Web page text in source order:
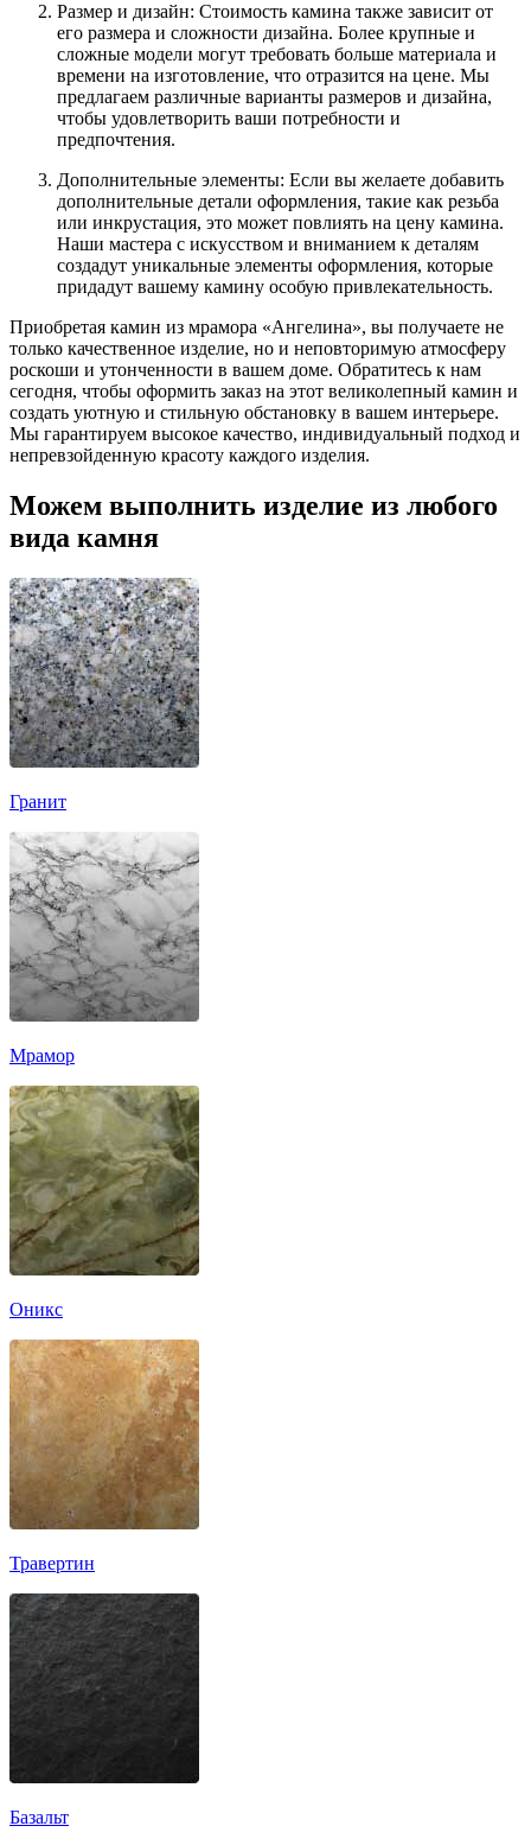
Размер и дизайн: Стоимость камина также зависит от
его размера и сложности дизайна. Более крупные и
сложные модели могут требовать больше материала и
времени на изготовление, что отразится на цене. Мы
предлагаем различные варианты размеров и дизайна,
чтобы удовлетворить ваши потребности и
предпочтения.
Дополнительные элементы: Если вы желаете добавить
дополнительные детали оформления, такие как резьба
или инкрустация, это может повлиять на цену камина.
Наши мастера с искусством и вниманием к деталям
создадут уникальные элементы оформления, которые
придадут вашему камину особую привлекательность.
Приобретая камин из мрамора «Ангелина», вы получаете не
только качественное изделие, но и неповторимую атмосферу
роскоши и утонченности в вашем доме. Обратитесь к нам
сегодня, чтобы оформить заказ на этот великолепный камин и
создать уютную и стильную обстановку в вашем интерьере.
Мы гарантируем высокое качество, индивидуальный подход и
непревзойденную красоту каждого изделия.
Можем выполнить изделие из любого
вида камня
Гранит
Мрамор
Оникс
Травертин
Базальт